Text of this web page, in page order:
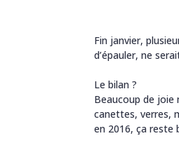
Fin janvier,
d’épauler, ne
Le bilan ?
Beaucoup de joie
canettes, verres,
en 2016, ça reste